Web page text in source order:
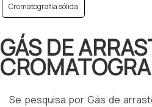
Cromatografia sólida
GÁS DE
Se pesquisa por Gás de